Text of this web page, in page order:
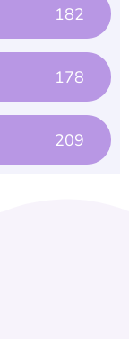
182
178
209